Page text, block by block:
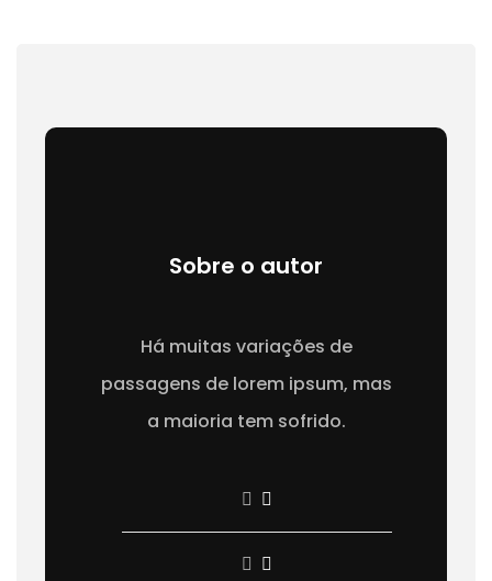
Sobre o autor
Há muitas variações de
passagens de lorem ipsum, mas
a maioria tem sofrido.